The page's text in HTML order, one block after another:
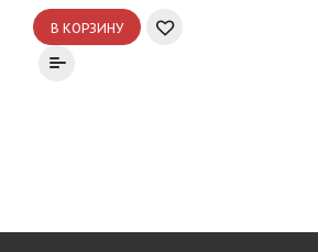
В КОРЗИНУ